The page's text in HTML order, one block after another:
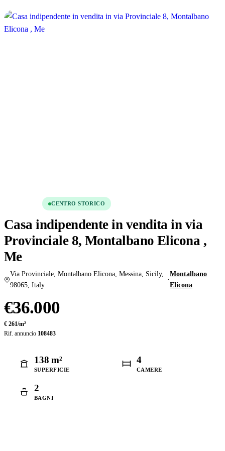
CENTRO STORICO
Casa indipendente in vendita in via
Provinciale 8, Montalbano Elicona ,
Me
Via Provinciale, Montalbano Elicona, Messina, Sicily,
98065, Italy
·
Montalbano
Elicona
€36.000
€ 261/m²
Rif. annuncio 108483
138 m²
SUPERFICIE
4
CAMERE
2
BAGNI